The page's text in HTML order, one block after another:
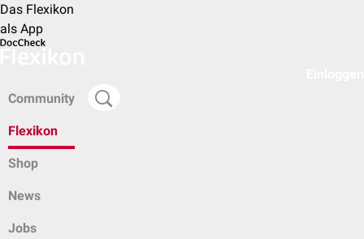
Das Flexikon
als App
Community
Flexikon
Shop
News
Jobs